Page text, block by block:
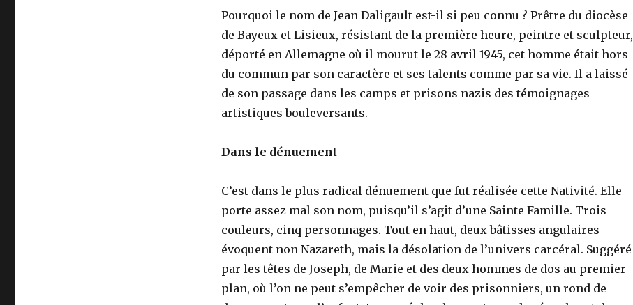
Pourquoi le nom de Jean Daligault est-il si peu connu ? Prêtre du diocèse
de Bayeux et Lisieux, résistant de la première heure, peintre et sculpteur,
déporté en Allemagne où il mourut le 28 avril 1945, cet homme était hors
du commun par son caractère et ses talents comme par sa vie. Il a laissé
de son passage dans les camps et prisons nazis des témoignages
artistiques bouleversants.
Dans le dénuement
C’est dans le plus radical dénuement que fut réalisée cette Nativité. Elle
porte assez mal son nom, puisqu’il s’agit d’une Sainte Famille. Trois
couleurs, cinq personnages. Tout en haut, deux bâtisses angulaires
évoquent non Nazareth, mais la désolation de l’univers carcéral. Suggéré
par les têtes de Joseph, de Marie et des deux hommes de dos au premier
plan, où l’on ne peut s’empêcher de voir des prisonniers, un rond de